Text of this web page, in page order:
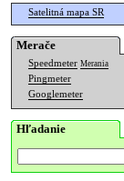
Satelitná mapa SR
Merače
Speedmeter Merania
Pingmeter
Googlemeter
Hľadanie